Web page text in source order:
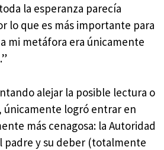
la esperanza parecía
lo que es más importante para
mi metáfora era únicamente
alejar la posible lectura o
logró entrar en
más cenagosa: la Autoridad
padre y su deber (totalmente